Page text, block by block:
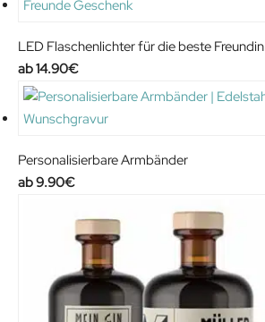
.
9
.
LED Flaschenlichter für die beste Freundin
14.90€
Personalisierbare Armbänder
9.90€